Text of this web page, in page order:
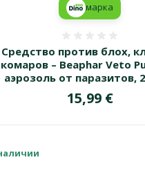
Средство против блох,
комаров – Beaphar Veto
аэрозоль от паразитов,
Цена
15,99 €
марка